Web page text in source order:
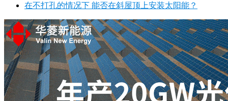
在不打孔的情况下 能否在斜屋顶上安装太阳能？